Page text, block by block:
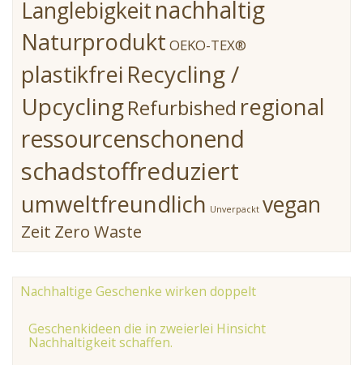
Langlebigkeitnachhaltig
Naturprodukt OEKO-TEX®
plastikfrei Recycling /
UpcyclingRefurbished regional
ressourcenschonend
schadstoffreduziert
umweltfreundlich Unverpackt vegan
Zeit Zero Waste
Nachhaltige Geschenke wirken doppelt
Geschenkideen die in zweierlei Hinsicht
Nachhaltigkeit schaffen.